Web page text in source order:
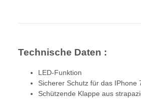
Technische Daten :
LED-Funktion
Sicherer Schutz für das IPhone
Schützende Klappe aus